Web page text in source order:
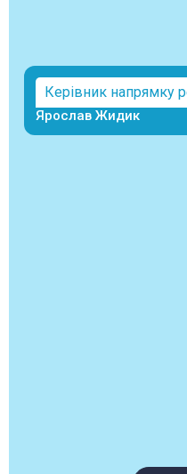
Керівник напрямку
Ярослав Жидик